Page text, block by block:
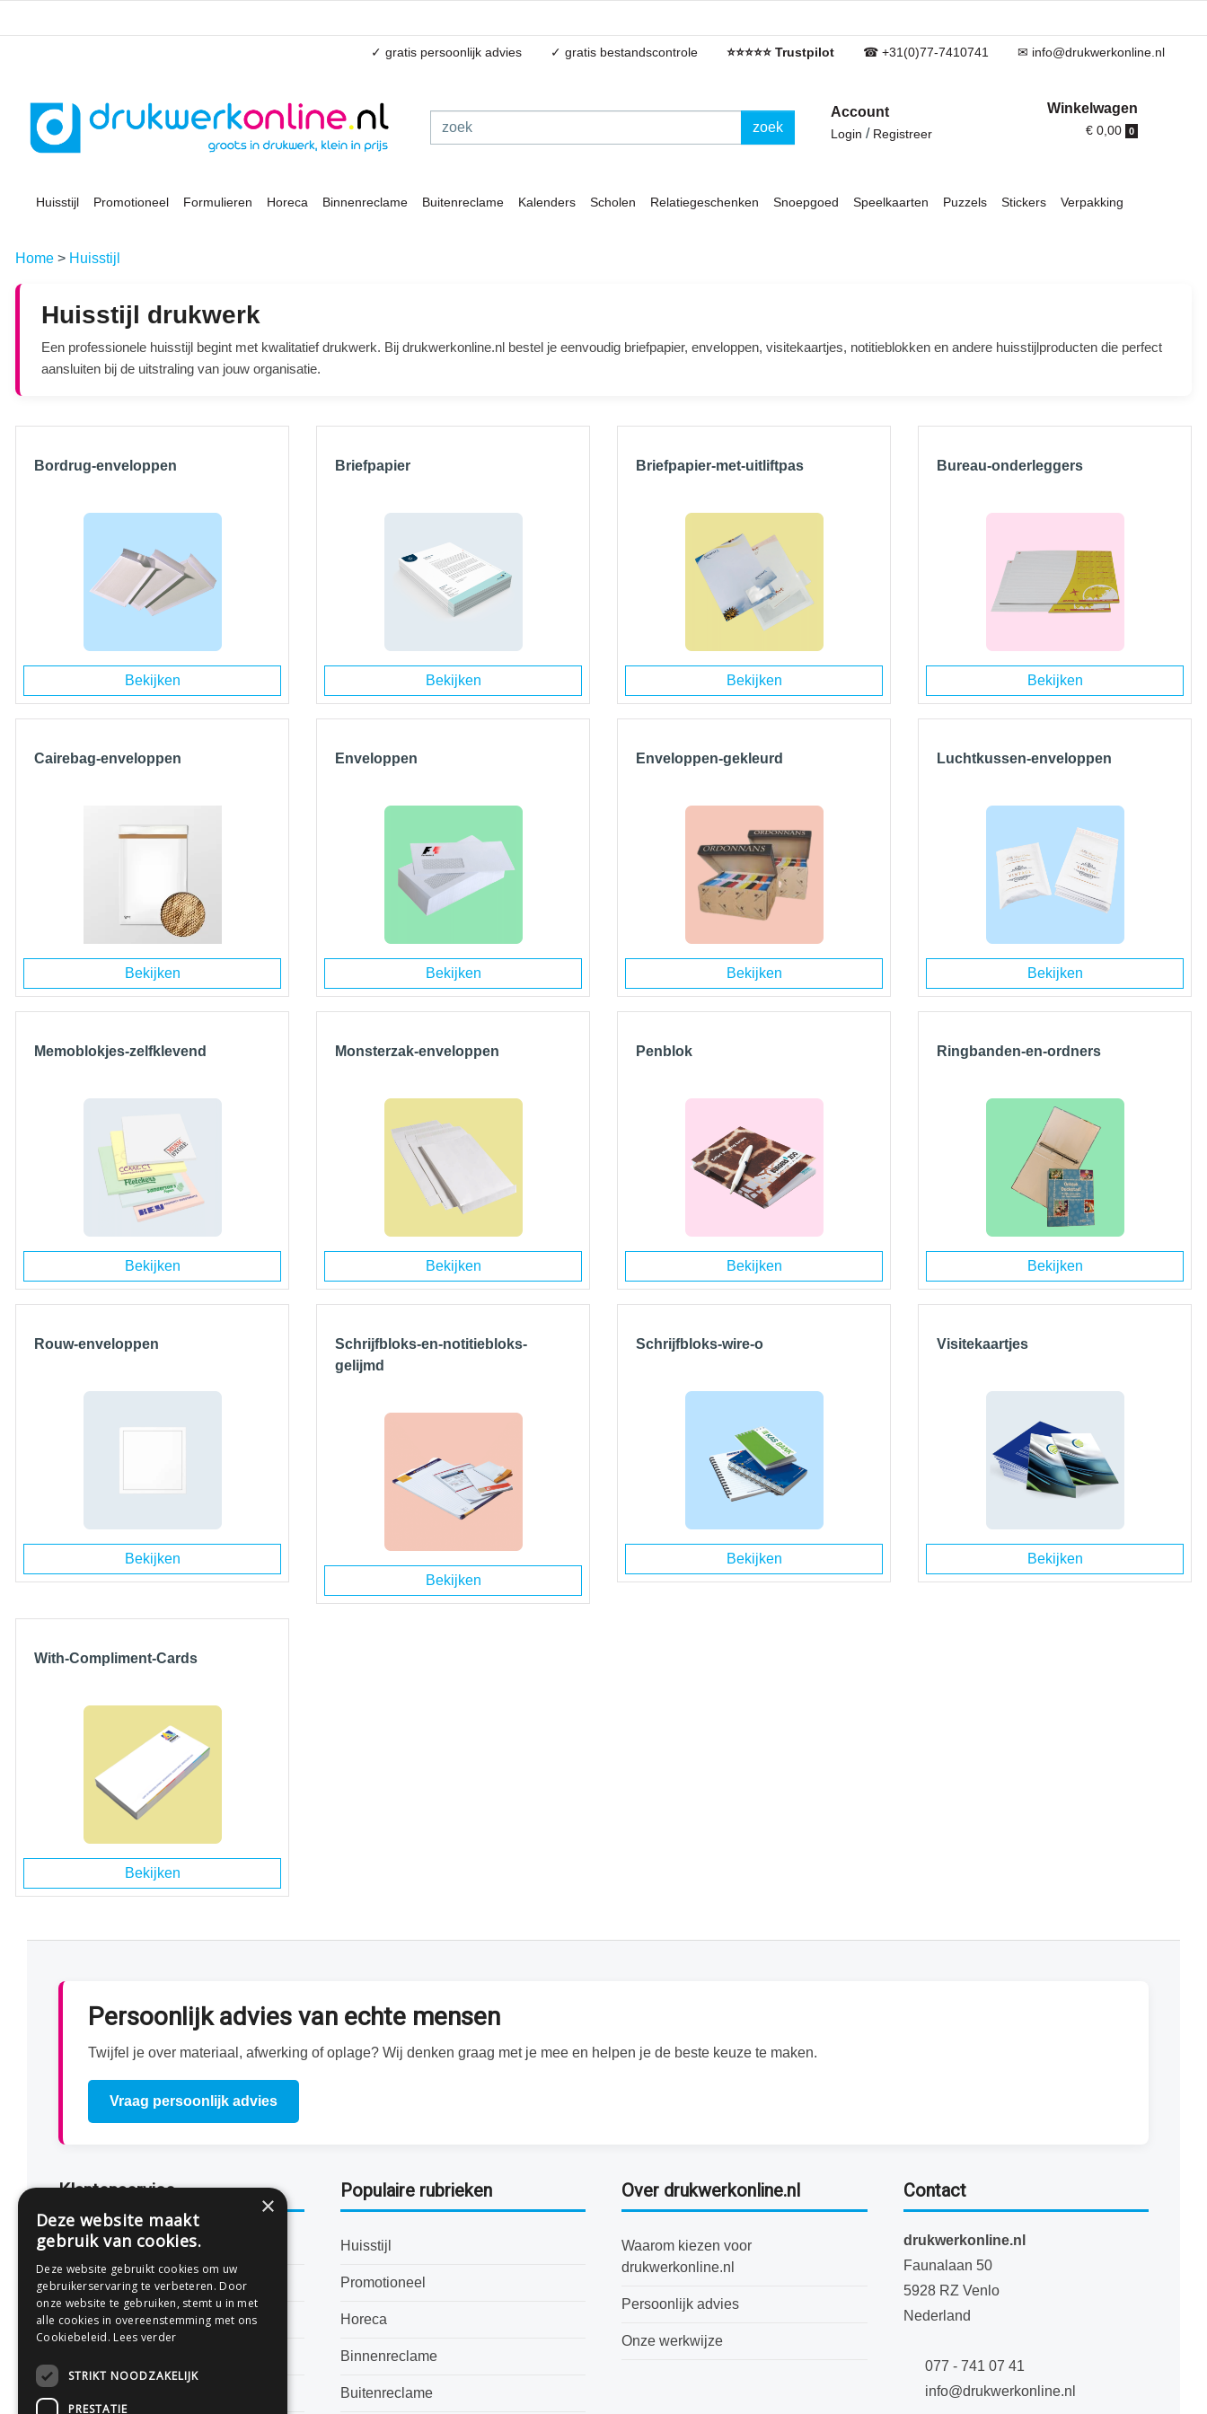
✓ gratis persoonlijk advies ✓ gratis bestandscontrole ⭐⭐⭐⭐⭐ Trustpilot ☎ +31(0)77-7410741 ✉ info@drukwerkonline.nl
zoek
Account
Login / Registreer
Winkelwagen
€ 0,00 0
Huisstijl Promotioneel Formulieren Horeca Binnenreclame Buitenreclame Kalenders Scholen Relatiegeschenken Snoepgoed Speelkaarten Puzzels Stickers Verpakking
Home > Huisstijl
Huisstijl drukwerk
Een professionele huisstijl begint met kwalitatief drukwerk. Bij drukwerkonline.nl bestel je eenvoudig briefpapier, enveloppen, visitekaartjes, notitieblokken en andere huisstijlproducten die perfect
aansluiten bij de uitstraling van jouw organisatie.
Bordrug-enveloppen
Bekijken
Briefpapier
Bekijken
Briefpapier-met-uitliftpas
Bekijken
Bureau-onderleggers
Bekijken
Cairebag-enveloppen
Bekijken
Enveloppen
Bekijken
Enveloppen-gekleurd
Bekijken
Luchtkussen-enveloppen
Bekijken
Memoblokjes-zelfklevend
Bekijken
Monsterzak-enveloppen
Bekijken
Penblok
Bekijken
Ringbanden-en-ordners
Bekijken
Rouw-enveloppen
Bekijken
Schrijfbloks-en-notitiebloks-
gelijmd
Bekijken
Schrijfbloks-wire-o
Bekijken
Visitekaartjes
Bekijken
With-Compliment-Cards
Bekijken
Persoonlijk advies van echte mensen
Twijfel je over materiaal, afwerking of oplage? Wij denken graag met je mee en helpen je de beste keuze te maken.
Vraag persoonlijk advies
Klantenservice
Bestanden aanleveren
Levertijden
Veelgestelde vragen
Populaire rubrieken
Huisstijl
Promotioneel
Horeca
Binnenreclame
Buitenreclame
Over drukwerkonline.nl
Waarom kiezen voor
drukwerkonline.nl
Persoonlijk advies
Onze werkwijze
Contact
drukwerkonline.nl
Faunalaan 50
5928 RZ Venlo
Nederland
077 - 741 07 41
info@drukwerkonline.nl
×
Deze website maakt
gebruik van cookies.
Deze website gebruikt cookies om uw
gebruikerservaring te verbeteren. Door
onze website te gebruiken, stemt u in met
alle cookies in overeenstemming met ons
Cookiebeleid. Lees verder
STRIKT NOODZAKELIJK
PRESTATIE